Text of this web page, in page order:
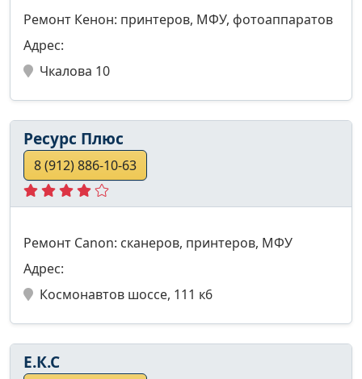
Ремонт Кенон: принтеров, МФУ, фотоаппаратов
Адрес:
Чкалова 10
Ресурс Плюс
8 (912) 886-10-63
Ремонт Canon: сканеров, принтеров, МФУ
Адрес:
Космонавтов шоссе, 111 к6
Е.К.С